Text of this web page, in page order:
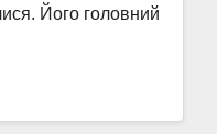
Його головний